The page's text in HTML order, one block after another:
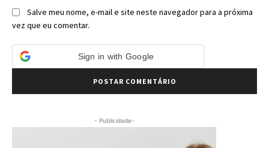
Salve meu nome, e-mail e site neste navegador para a próxima
vez que eu comentar.
Sign in with Google
- Publicidade-